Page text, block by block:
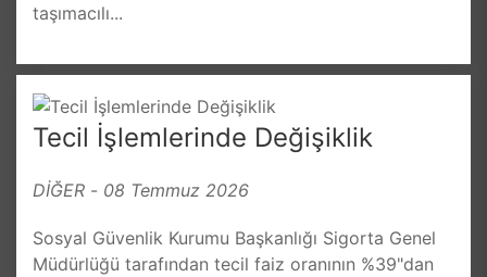
taşımacılı...
Tecil İşlemlerinde Değişiklik
DİĞER - 08 Temmuz 2026
Sosyal Güvenlik Kurumu Başkanlığı Sigorta Genel
Müdürlüğü tarafından tecil faiz oranının %39"dan